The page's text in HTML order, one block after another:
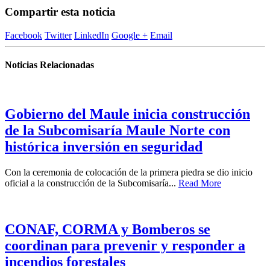
Compartir esta noticia
Facebook Twitter LinkedIn Google + Email
Noticias Relacionadas
Gobierno del Maule inicia construcción
de la Subcomisaría Maule Norte con
histórica inversión en seguridad
Con la ceremonia de colocación de la primera piedra se dio inicio
oficial a la construcción de la Subcomisaría... Read More
CONAF, CORMA y Bomberos se
coordinan para prevenir y responder a
incendios forestales